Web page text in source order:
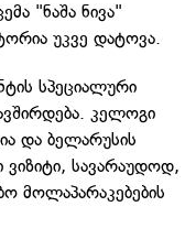
"ნაშა ნივა"
უკვე დატოვა.
სპეციალური
კელოგი
და ბელარუსის
სავარაუდოდ,
მოლაპარაკებების